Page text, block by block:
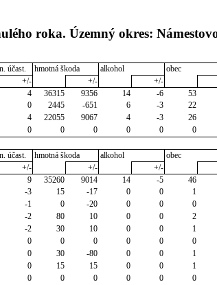
roka. Územný okres:
účast. hmotná škoda alkohol
obec
+/- +/- +/-
4 36315 9356 14 -6 53
0 2445 -651 6 -3 22
4 22055 9067 4 -3 26
0 0 0 0 0 0
účast. hmotná škoda alkohol
obec
+/- +/- +/-
9 35260 9014 14 -5 46
-3 15 -17 0 0 1
-1 0 -20 0 0 0
-2 80 10 0 0 2
-2 30 10 0 0 1
0 0 0 0 0 0
0 30 -80 0 0 1
0 15 15 0 0 1
0 0 0 0 0 0